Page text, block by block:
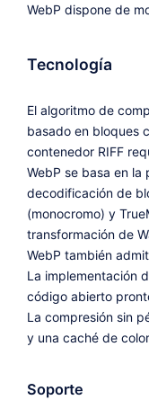
WebP dispone de
Tecnología
El algoritmo de
basado en bloques
contenedor RIFF
WebP se basa en
decodificación de
(monocromo) y
transformación de
WebP también
La implementación
código abierto
La compresión sin
y una caché de
Soporte